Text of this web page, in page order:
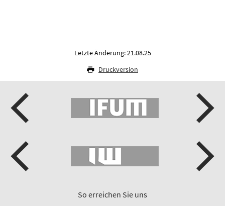
Letzte Änderung: 21.08.25
Druckversion
So erreichen Sie uns